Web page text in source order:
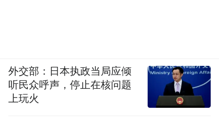
外交部：日本执政当局应倾
听民众呼声，停止在核问题
上玩火